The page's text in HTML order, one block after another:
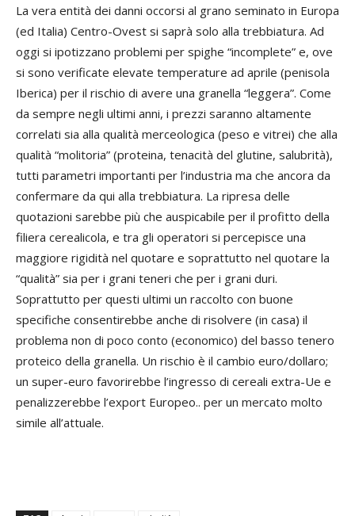
La vera entità dei danni occorsi al grano seminato in Europa
(ed Italia) Centro-Ovest si saprà solo alla trebbiatura. Ad
oggi si ipotizzano problemi per spighe “incomplete” e, ove
si sono verificate elevate temperature ad aprile (penisola
Iberica) per il rischio di avere una granella “leggera”. Come
da sempre negli ultimi anni, i prezzi saranno altamente
correlati sia alla qualità merceologica (peso e vitrei) che alla
qualità “molitoria” (proteina, tenacità del glutine, salubrità),
tutti parametri importanti per l’industria ma che ancora da
confermare da qui alla trebbiatura. La ripresa delle
quotazioni sarebbe più che auspicabile per il profitto della
filiera cerealicola, e tra gli operatori si percepisce una
maggiore rigidità nel quotare e soprattutto nel quotare la
“qualità” sia per i grani teneri che per i grani duri.
Soprattutto per questi ultimi un raccolto con buone
specifiche consentirebbe anche di risolvere (in casa) il
problema non di poco conto (economico) del basso tenero
proteico della granella. Un rischio è il cambio euro/dollaro;
un super-euro favorirebbe l’ingresso di cereali extra-Ue e
penalizzerebbe l’export Europeo.. per un mercato molto
simile all’attuale.